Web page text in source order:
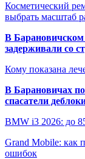
Косметический
выбрать масштаб
В Барановичском
задерживали со
Кому показана
В Барановичах
спасатели
BMW i3 2026: до
Grand Mobile: как
ошибок